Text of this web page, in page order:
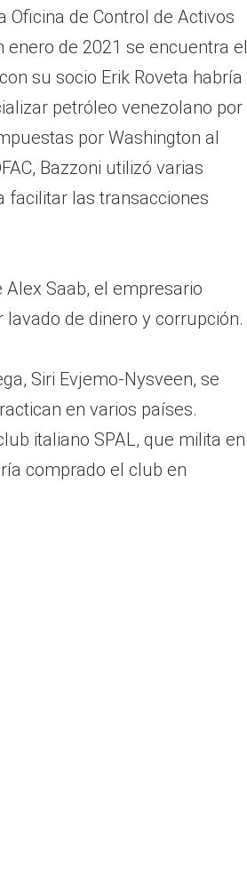
Oficina de Control de Activos
enero de 2021 se encuentra el
su socio Erik Roveta habría
petróleo venezolano por
por Washington al
Bazzoni utilizó varias
facilitar las transacciones
Alex Saab, el empresario
de dinero y corrupción.
Siri Evjemo-Nysveen, se
en varios países.
italiano SPAL, que milita en
comprado el club en